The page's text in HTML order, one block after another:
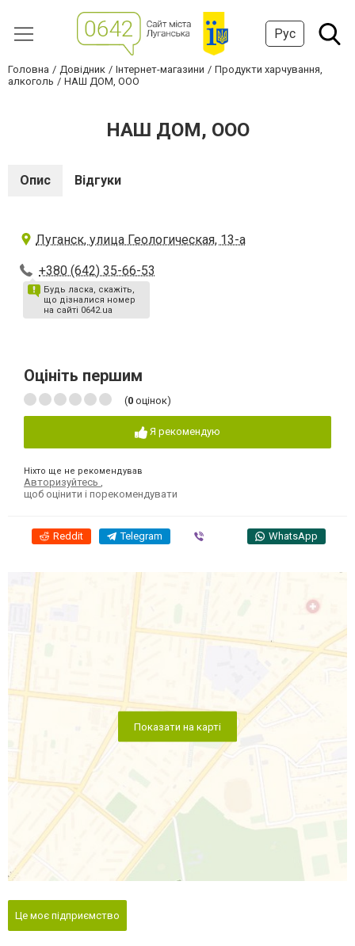
Рус
Головна Довідник Інтернет-магазини
Продукти харчування,
алкоголь
НАШ ДОМ, ООО
НАШ ДОМ, ООО
Опис Відгуки
Луганск, улица Геологическая, 13-а
+380 (642) 35-66-53
Будь ласка, скажіть,
що дізналися номер
на сайті 0642.ua
Оцініть першим
(0 оцінок)
Я рекомендую
Ніхто ще не рекомендував
Авторизуйтесь
щоб оцінити і порекомендувати
Reddit Telegram WhatsApp
Показати на карті
Це моє підприємство